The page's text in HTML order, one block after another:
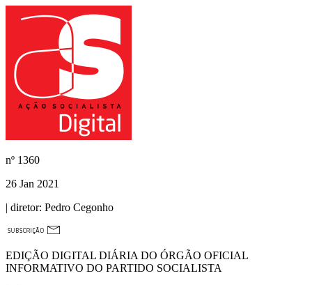
nº 1360
26 Jan 2021
| diretor: Pedro Cegonho
EDIÇÃO DIGITAL DIÁRIA DO ÓRGÃO OFICIAL
INFORMATIVO DO PARTIDO SOCIALISTA